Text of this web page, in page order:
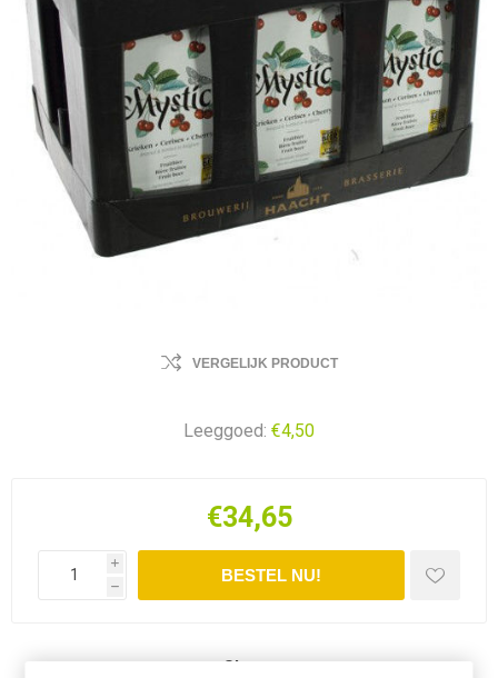
VERGELIJK PRODUCT
Leeggoed: €4,50
€34,65
i
h
Share: